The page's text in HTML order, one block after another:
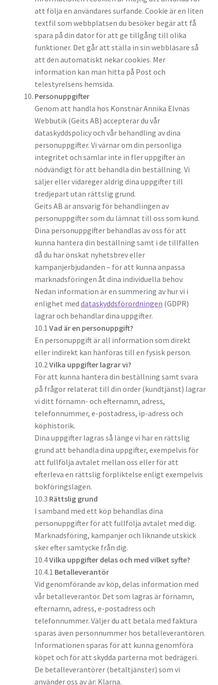
att följa en användares surfande. Cookie är en liten
textfil som webbplatsen du besöker begär att få
spara på din dator för att ge tillgång till olika
funktioner. Det går att ställa in sin webbläsare så
att den automatiskt nekar cookies. Mer
information kan man hitta på Post och
telestyrelsens hemsida.
Personuppgifter
Genom att handla hos Konstnär Annika Elvnäs
Webbutik (Geits AB) accepterar du vår
dataskyddspolicy och vår behandling av dina
personuppgifter. Vi värnar om din personliga
integritet och samlar inte in fler uppgifter än
nödvändigt för att behandla din beställning. Vi
säljer eller vidareger aldrig dina uppgifter till
tredjepart utan rättslig grund.
Geits AB är ansvarig för behandlingen av
personuppgifter som du lämnat till oss som kund.
Dina personuppgifter behandlas av oss för att
kunna hantera din beställning samt i de tillfällen
då du har önskat nyhetsbrev eller
kampanjerbjudanden – för att kunna anpassa
marknadsföringen åt dina individuella behov.
Nedan information är en summering av hur vi i
enlighet med dataskyddsförordningen (GDPR)
lagrar och behandlar dina uppgifter.
10.1 Vad är en personuppgift?
En personuppgift är all information som direkt
eller indirekt kan hänföras till en fysisk person.
10.2Vilka uppgifter lagrar vi?
För att kunna hantera din beställning samt svara
på frågor relaterat till din order (kundtjänst) lagrar
vi ditt förnamn- och efternamn, adress,
telefonnummer, e-postadress, ip-adress och
köphistorik.
Dina uppgifter lagras så länge vi har en rättslig
grund att behandla dina uppgifter, exempelvis för
att fullfölja avtalet mellan oss eller för att
efterleva en rättslig förpliktelse enligt exempelvis
bokföringslagen.
10.3 Rättslig grund
I samband med ett köp behandlas dina
personuppgifter för att fullfölja avtalet med dig.
Marknadsföring, kampanjer och liknande utskick
sker efter samtycke från dig.
10.4Vilka uppgifter delas och med vilket syfte?
10.4.1 Betalleverantör
Vid genomförande av köp, delas information med
vår betalleverantör. Det som lagras är förnamn,
efternamn, adress, e-postadress och
telefonnummer. Väljer du att betala med faktura
sparas även personnummer hos betalleverantören.
Informationen sparas för att kunna genomföra
köpet och för att skydda parterna mot bedrägeri.
De betalleverantörer (betaltjänster) som vi
använder oss av är: Klarna.